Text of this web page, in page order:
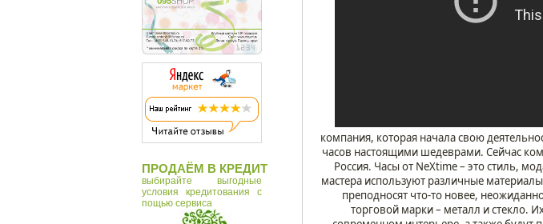
San`decor
Sea Power
Seiko
Timeworks
Tomas Stern
Tonin Casa
Vostok
Макей
ПРОДАЁМ В КРЕДИТ
выбирайте выгодные
условия кредитования с
пощью сервиса
компания, которая начала свою
часов настоящими шедеврами. Сейчас
Россия. Часы от NeXtimе – это стиль,
мастера используют различные
преподносят что-то новее,
торговой марки – металл и стекло.